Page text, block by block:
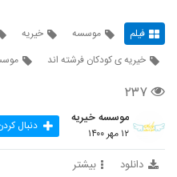
فیلم موسسه خیریه
خیریه ی کودکان فرشته اند
۲۳۷
موسسه خیریه
۱۲ مهر ۱۴۰۰ دنبال
دانلود بیشتر